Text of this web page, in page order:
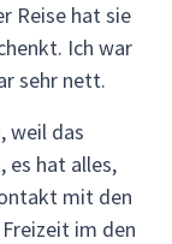
Reise hat sie
Ich war
sehr nett.
weil das
es hat alles,
mit den
im den